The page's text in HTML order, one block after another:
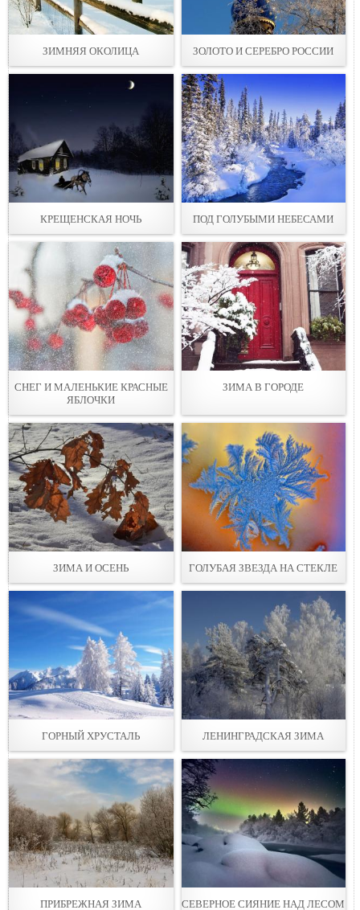
ЗИМНЯЯ ОКОЛИЦА ЗОЛОТО И СЕРЕБРО РОССИИ
КРЕЩЕНСКАЯ НОЧЬ ПОД ГОЛУБЫМИ НЕБЕСАМИ
СНЕГ И МАЛЕНЬКИЕ КРАСНЫЕ
ЯБЛОЧКИ
ЗИМА В ГОРОДЕ
ЗИМА И ОСЕНЬ ГОЛУБАЯ ЗВЕЗДА НА СТЕКЛЕ
ГОРНЫЙ ХРУСТАЛЬ ЛЕНИНГРАДСКАЯ ЗИМА
ПРИБРЕЖНАЯ ЗИМА СЕВЕРНОЕ СИЯНИЕ НАД ЛЕСОМ